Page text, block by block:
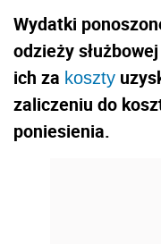
Wydatki
odzieży
ich za koszty
zaliczeniu do
poniesienia.